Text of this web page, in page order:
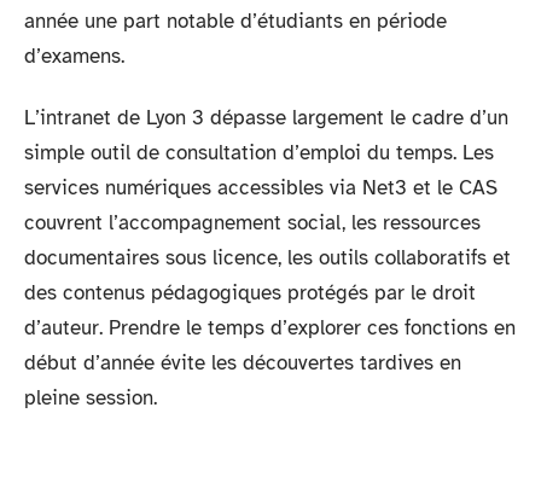
année une part notable d’étudiants en période
d’examens.
L’intranet de Lyon 3 dépasse largement le cadre d’un
simple outil de consultation d’emploi du temps. Les
services numériques accessibles via Net3 et le CAS
couvrent l’accompagnement social, les ressources
documentaires sous licence, les outils collaboratifs et
des contenus pédagogiques protégés par le droit
d’auteur. Prendre le temps d’explorer ces fonctions en
début d’année évite les découvertes tardives en
pleine session.